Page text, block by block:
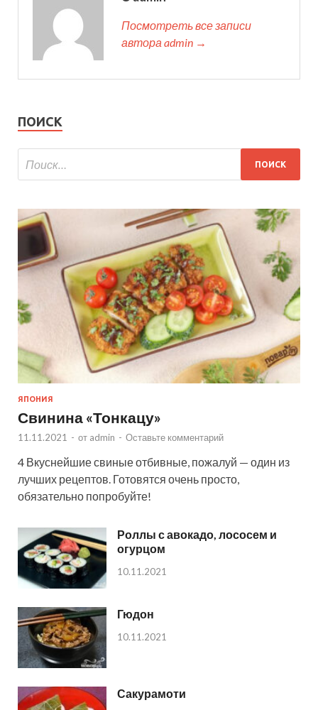
Посмотреть все записи
автора admin →
ПОИСК
ЯПОНИЯ
Свинина «Тонкацу»
11.11.2021 - от admin - Оставьте комментарий
4 Вкуснейшие свиные отбивные, пожалуй — один из
лучших рецептов. Готовятся очень просто,
обязательно попробуйте!
Роллы с авокадо, лососем и
огурцом
10.11.2021
Гюдон
10.11.2021
Сакурамоти